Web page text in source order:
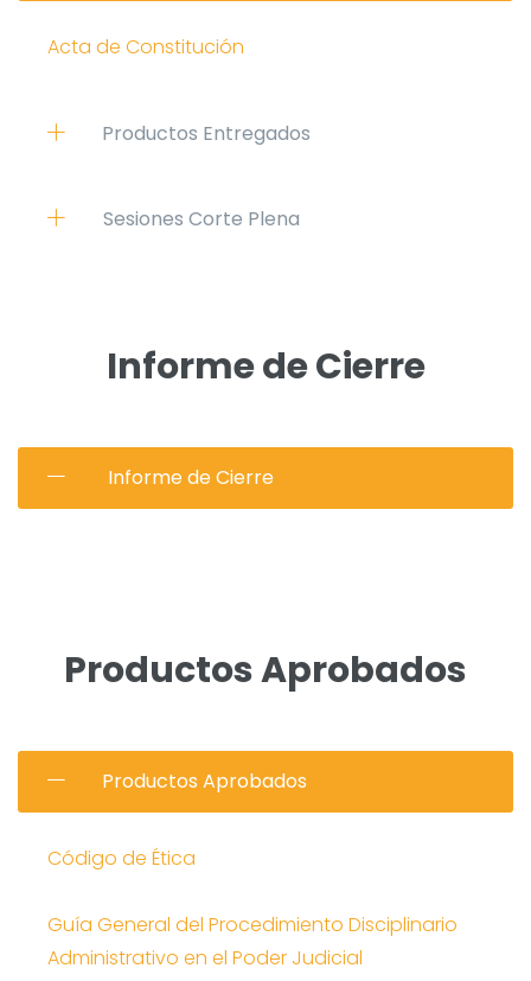
Acta de Constitución
Productos Entregados
Sesiones Corte Plena
Informe de Cierre
Informe de Cierre
Productos Aprobados
Productos Aprobados
Código de Ética
Guía General del Procedimiento Disciplinario
Administrativo en el Poder Judicial